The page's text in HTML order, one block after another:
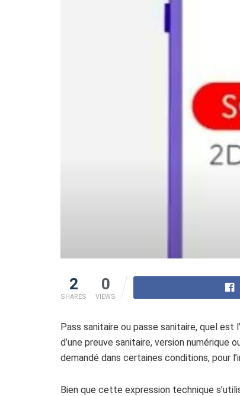
2
SHARES
0
VIEWS
Pass sanitaire ou passe sanitaire, quel est
d’une preuve sanitaire, version numérique
demandé dans certaines conditions, pour
Bien que cette expression technique